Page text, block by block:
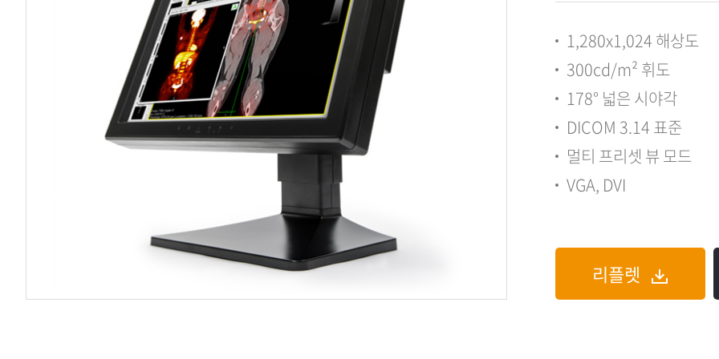
1,280x1,024 해상도
300cd/m² 휘도
178° 넓은 시야각
DICOM 3.14 표준
멀티 프리셋 뷰 모드
VGA, DVI
리플렛